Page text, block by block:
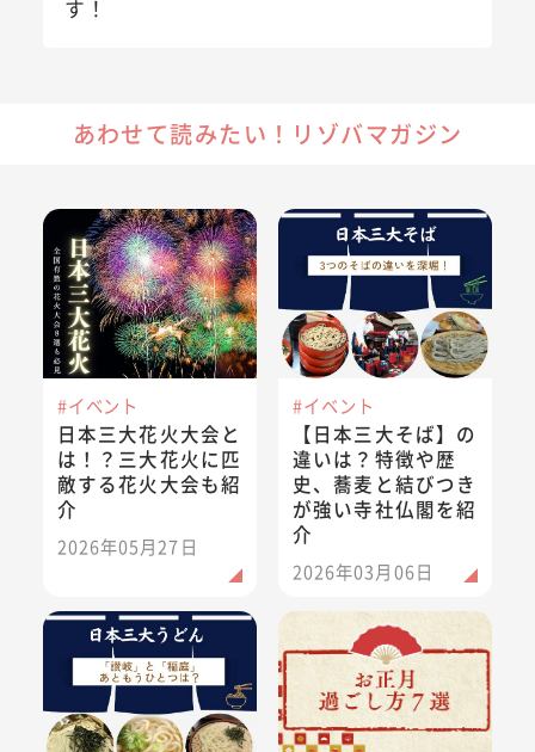
す！
あわせて読みたい！リゾバマガジン
日本三大花火大会とは！？三大花火に匹敵する花火大会も紹
#イベント
日本三大花火大会と
は！？三大花火に匹
敵する花火大会も紹
介
2026年05月27日
【日本三大そば】の違いは？
#イベント
【日本三大そば】の
違いは？特徴や歴
史、蕎麦と結びつき
が強い寺社仏閣を紹
介
2026年03月06日
【日本三大うどん】王道の「讃岐」と「稲庭」あともうひと
年末年始9連休、どう過ごす？